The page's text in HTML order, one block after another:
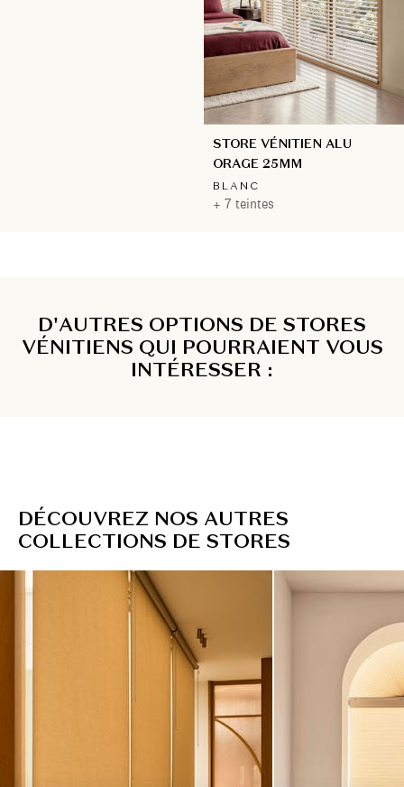
STORE VÉNITIEN ALU
ORAGE 25MM
BLANC
+ 7 teintes
D'AUTRES OPTIONS DE STORES
VÉNITIENS QUI POURRAIENT VOUS
INTÉRESSER :
DÉCOUVREZ NOS AUTRES
COLLECTIONS DE STORES